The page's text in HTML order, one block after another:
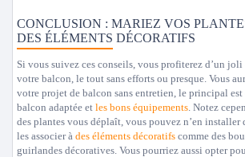
CONCLUSION : MARIEZ VOS
DES ÉLÉMENTS DÉCORATIFS
Si vous suivez ces conseils, vous profiterez d’un
votre balcon, le tout sans efforts ou presque. Vous
votre projet de balcon sans entretien, le principal
balcon adaptée et les bons équipements. Notez
des plantes vous déplaît, vous pouvez n’en installer
les associer à des éléments décoratifs comme des
guirlandes décoratives. Vous pourriez aussi opter